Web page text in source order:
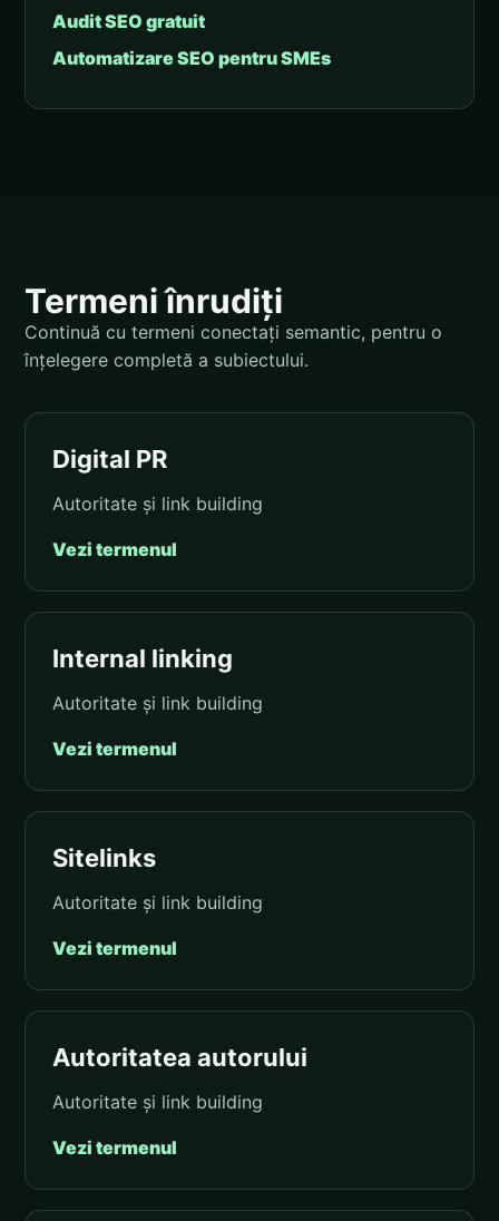
Audit SEO gratuit
Automatizare SEO pentru SMEs
Termeni înrudiți
Continuă cu termeni conectați semantic, pentru o
înțelegere completă a subiectului.
Digital PR
Autoritate și link building
Vezi termenul
Internal linking
Autoritate și link building
Vezi termenul
Sitelinks
Autoritate și link building
Vezi termenul
Autoritatea autorului
Autoritate și link building
Vezi termenul